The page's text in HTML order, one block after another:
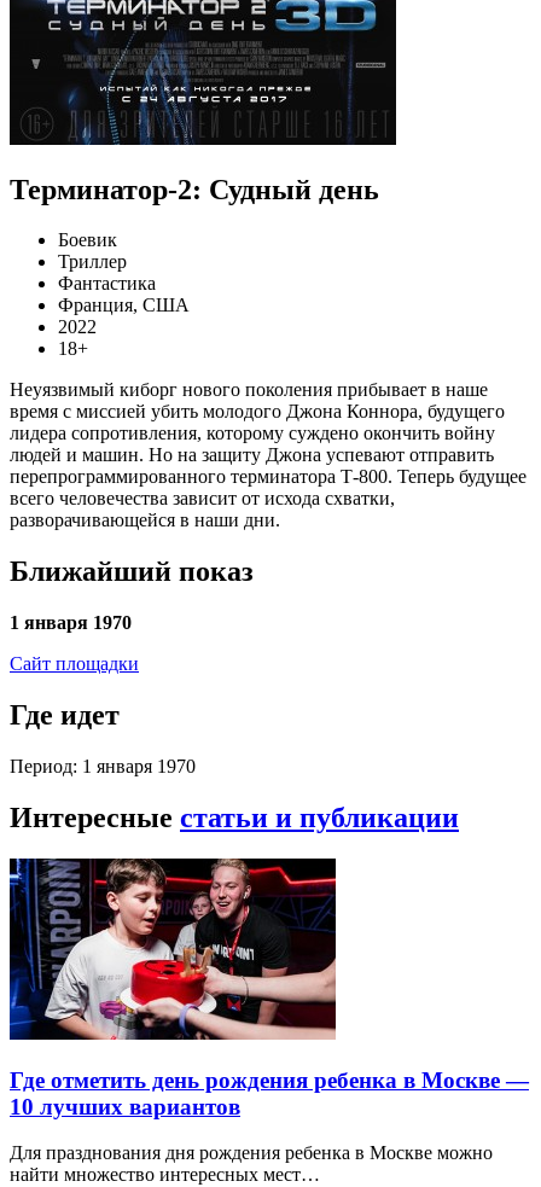
Терминатор-2: Судный день
Боевик
Триллер
Фантастика
Франция, США
2022
18+
Неуязвимый киборг нового поколения прибывает в наше
время с миссией убить молодого Джона Коннора, будущего
лидера сопротивления, которому суждено окончить войну
людей и машин. Но на защиту Джона успевают отправить
перепрограммированного терминатора Т-800. Теперь будущее
всего человечества зависит от исхода схватки,
разворачивающейся в наши дни.
Ближайший показ
1 января 1970
Сайт площадки
Где идет
Период: 1 января 1970
Интересные статьи и публикации
Где отметить день рождения ребенка в Москве —
10 лучших вариантов
Для празднования дня рождения ребенка в Москве можно
найти множество интересных мест…